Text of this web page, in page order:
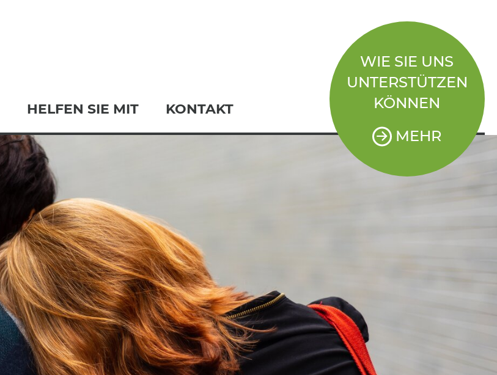
HELFEN SIE MIT KONTAKT
WIE SIE UNS
UNTERSTÜTZEN
KÖNNEN
MEHR